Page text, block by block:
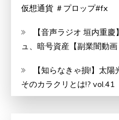
仮想通貨 ＃プロップ#fx
【音声ラジオ 垣内重
ュ、暗号資産【副業闇動画
【知らなきゃ損!】太
そのカラクリとは!? vol.41